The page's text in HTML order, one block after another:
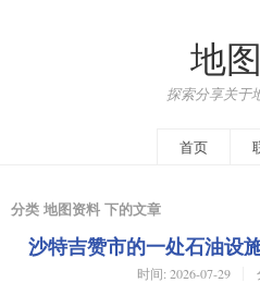
地
探索分享关于
首页
分类 地图资料 下的文章
沙特吉赞市的一处石油设
时间: 2026-07-29